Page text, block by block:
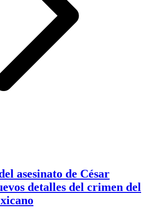
asesinato de César
detalles del crimen del